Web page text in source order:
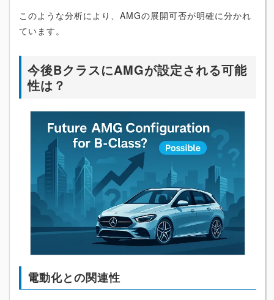
このような分析により、AMGの展開可否が明確に分かれ
ています。
今後BクラスにAMGが設定される可能
性は？
電動化との関連性